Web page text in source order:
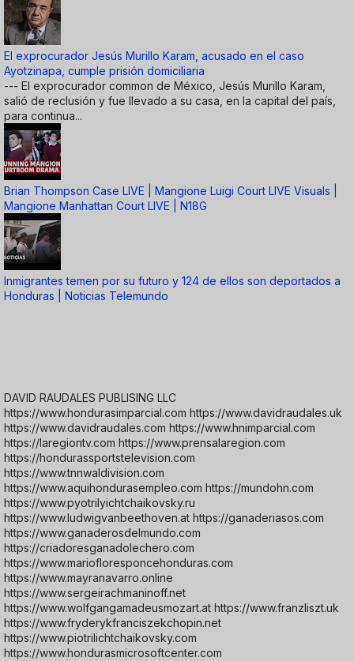
El exprocurador Jesús Murillo Karam, acusado en el caso
Ayotzinapa, cumple prisión domiciliaria
--- El exprocurador common de México, Jesús Murillo Karam,
salió de reclusión y fue llevado a su casa, en la capital del país,
para continua...
Brian Thompson Case LIVE | Mangione Luigi Court LIVE Visuals |
Mangione Manhattan Court LIVE | N18G
Inmigrantes temen por su futuro y 124 de ellos son deportados a
Honduras | Noticias Telemundo
DAVID RAUDALES PUBLISING LLC
https://www.hondurasimparcial.com https://www.davidraudales.uk
https://www.davidraudales.com https://www.hnimparcial.com
https://laregiontv.com https://www.prensalaregion.com
https://hondurassportstelevision.com
https://www.tnnwaldivision.com
https://www.aquihondurasempleo.com https://mundohn.com
https://www.pyotrilyichtchaikovsky.ru
https://www.ludwigvanbeethoven.at https://ganaderiasos.com
https://www.ganaderosdelmundo.com
https://criadoresganadolechero.com
https://www.mariofloresponcehonduras.com
https://www.mayranavarro.online
https://www.sergeirachmaninoff.net
https://www.wolfgangamadeusmozart.at https://www.franzliszt.uk
https://www.fryderykfranciszekchopin.net
https://www.piotrilichtchaikovsky.com
https://www.hondurasmicrosoftcenter.com